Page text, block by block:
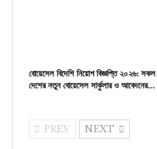
বোয়েসেল বিদেশি নিয়োগ বিজ্ঞপ্তি ২০২৬: সকল
দেশের নতুন বোয়েসেল সার্কুলার ও আবেদনের…
PREV NEXT